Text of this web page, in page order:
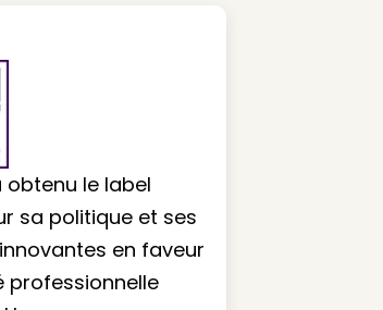
obtenu le label
sa politique et ses
en faveur
professionnelle